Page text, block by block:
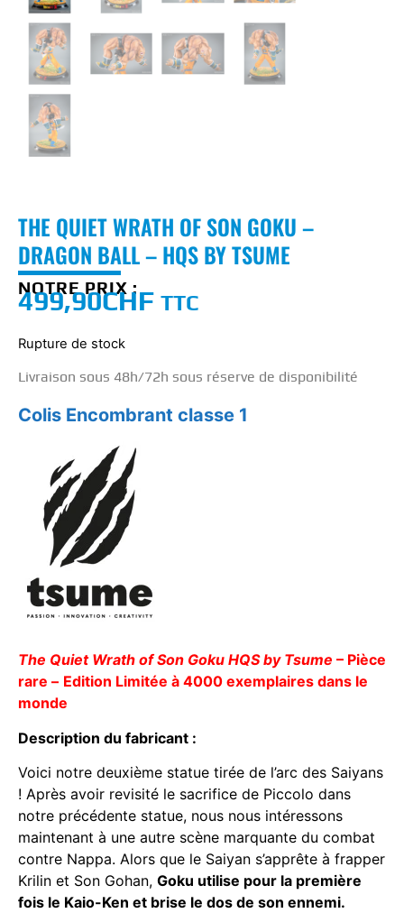
THE QUIET WRATH OF SON GOKU –
DRAGON BALL – HQS BY TSUME
NOTRE PRIX :
499,90CHF TTC
Rupture de stock
Livraison sous 48h/72h sous réserve de disponibilité
Colis Encombrant classe 1
The Quiet Wrath of Son Goku HQS by Tsume – Pièce
rare – Edition Limitée à 4000 exemplaires dans le
monde
Description du fabricant :
Voici notre deuxième statue tirée de l’arc des Saiyans
! Après avoir revisité le sacrifice de Piccolo dans
notre précédente statue, nous nous intéressons
maintenant à une autre scène marquante du combat
contre Nappa. Alors que le Saiyan s’apprête à frapper
Krilin et Son Gohan, Goku utilise pour la première
fois le Kaio-Ken et brise le dos de son ennemi.